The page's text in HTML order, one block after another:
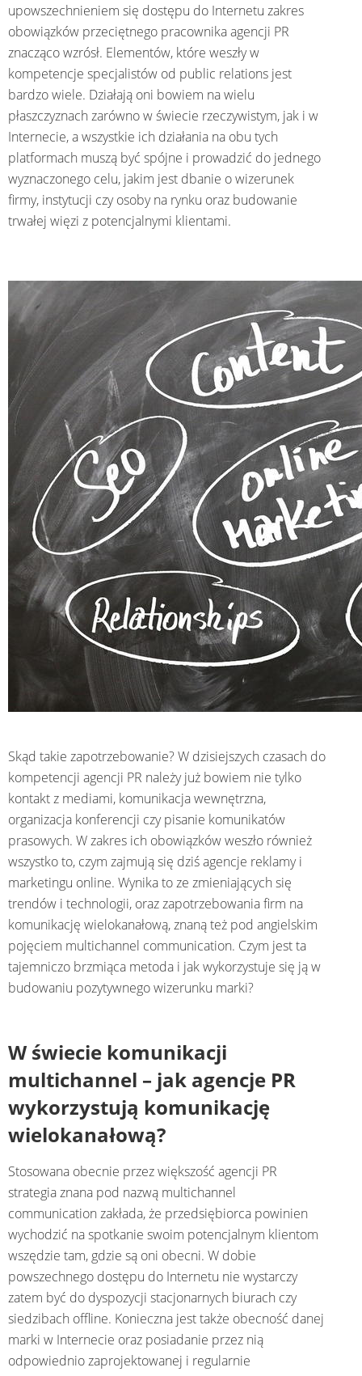
upowszechnieniem się dostępu do Internetu zakres
obowiązków przeciętnego pracownika agencji PR
znacząco wzrósł. Elementów, które weszły w
kompetencje specjalistów od public relations jest
bardzo wiele. Działają oni bowiem na wielu
płaszczyznach zarówno w świecie rzeczywistym, jak i w
Internecie, a wszystkie ich działania na obu tych
platformach muszą być spójne i prowadzić do jednego
wyznaczonego celu, jakim jest dbanie o wizerunek
firmy, instytucji czy osoby na rynku oraz budowanie
trwałej więzi z potencjalnymi klientami.
Skąd takie zapotrzebowanie? W dzisiejszych czasach do
kompetencji agencji PR należy już bowiem nie tylko
kontakt z mediami, komunikacja wewnętrzna,
organizacja konferencji czy pisanie komunikatów
prasowych. W zakres ich obowiązków weszło również
wszystko to, czym zajmują się dziś agencje reklamy i
marketingu online. Wynika to ze zmieniających się
trendów i technologii, oraz zapotrzebowania firm na
komunikację wielokanałową, znaną też pod angielskim
pojęciem multichannel communication. Czym jest ta
tajemniczo brzmiąca metoda i jak wykorzystuje się ją w
budowaniu pozytywnego wizerunku marki?
W świecie komunikacji
multichannel – jak agencje PR
wykorzystują komunikację
wielokanałową?
Stosowana obecnie przez większość agencji PR
strategia znana pod nazwą multichannel
communication zakłada, że przedsiębiorca powinien
wychodzić na spotkanie swoim potencjalnym klientom
wszędzie tam, gdzie są oni obecni. W dobie
powszechnego dostępu do Internetu nie wystarczy
zatem być do dyspozycji stacjonarnych biurach czy
siedzibach offline. Konieczna jest także obecność danej
marki w Internecie oraz posiadanie przez nią
odpowiednio zaprojektowanej i regularnie